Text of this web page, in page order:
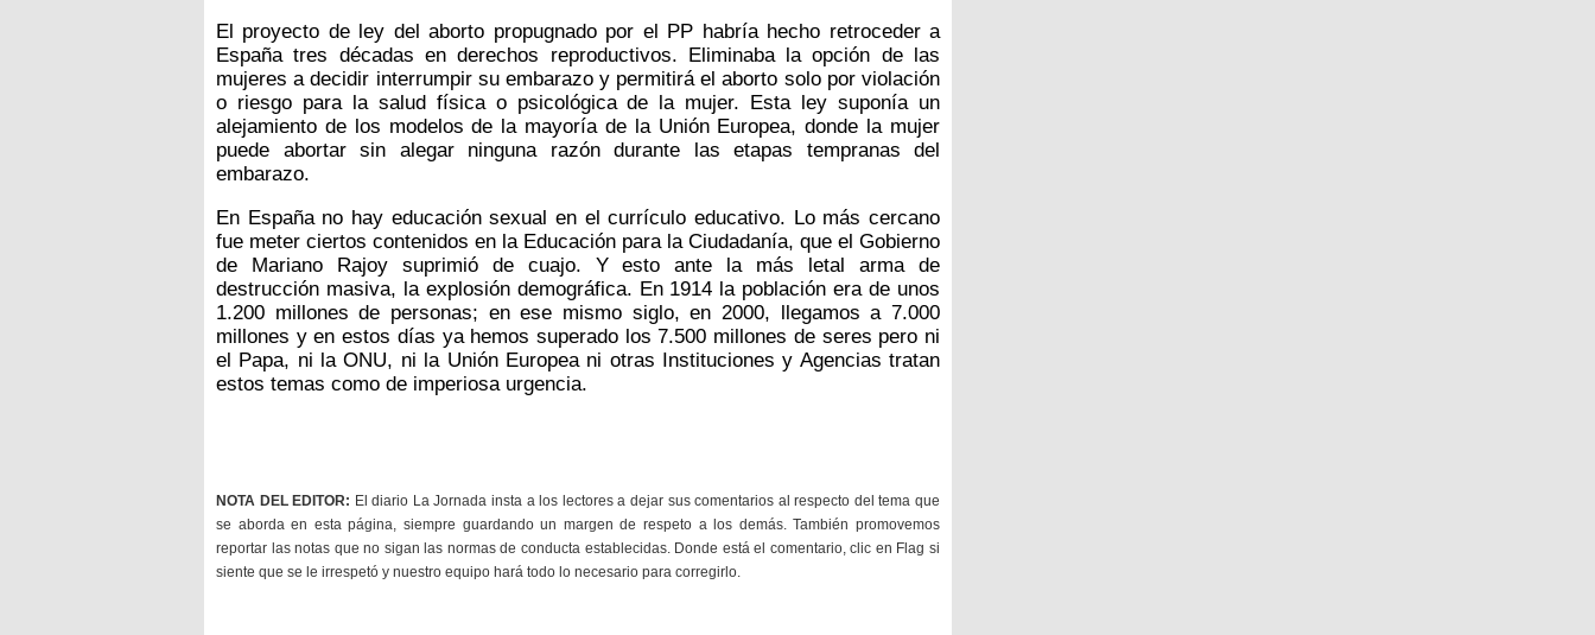
El proyecto de ley del aborto propugnado por el PP habría hecho retroceder a
España tres décadas en derechos reproductivos. Eliminaba la opción de las
mujeres a decidir interrumpir su embarazo y permitirá el aborto solo por violación
o riesgo para la salud física o psicológica de la mujer. Esta ley suponía un
alejamiento de los modelos de la mayoría de la Unión Europea, donde la mujer
puede abortar sin alegar ninguna razón durante las etapas tempranas del
embarazo.
En España no hay educación sexual en el currículo educativo. Lo más cercano
fue meter ciertos contenidos en la Educación para la Ciudadanía, que el Gobierno
de Mariano Rajoy suprimió de cuajo. Y esto ante la más letal arma de
destrucción masiva, la explosión demográfica. En 1914 la población era de unos
1.200 millones de personas; en ese mismo siglo, en 2000, llegamos a 7.000
millones y en estos días ya hemos superado los 7.500 millones de seres pero ni
el Papa, ni la ONU, ni la Unión Europea ni otras Instituciones y Agencias tratan
estos temas como de imperiosa urgencia.
NOTA DEL EDITOR: El diario La Jornada insta a los lectores a dejar sus comentarios al respecto del tema que
se aborda en esta página, siempre guardando un margen de respeto a los demás. También promovemos
reportar las notas que no sigan las normas de conducta establecidas. Donde está el comentario, clic en Flag si
siente que se le irrespetó y nuestro equipo hará todo lo necesario para corregirlo.